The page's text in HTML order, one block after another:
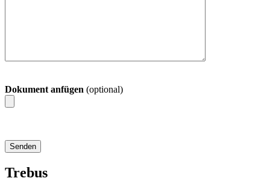
Dokument anfügen (optional)
Trebus